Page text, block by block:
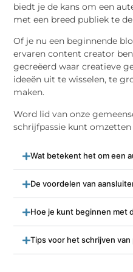
biedt je de kans om een
met een breed publiek te
Of je nu een beginnende
ervaren content creator
gecreëerd waar creatieve
ideeën uit te wisselen, te
maken.
Word lid van onze
schrijfpassie kunt
Wat betekent het om een
De voordelen van
Hoe je kunt beginnen met
Tips voor het schrijven